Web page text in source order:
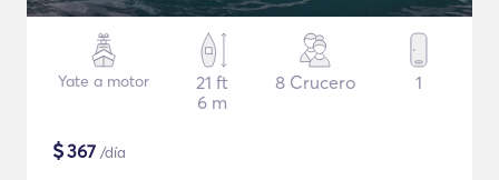
Yate a motor
21 ft
6 m
8 Crucero 1
$367 /día